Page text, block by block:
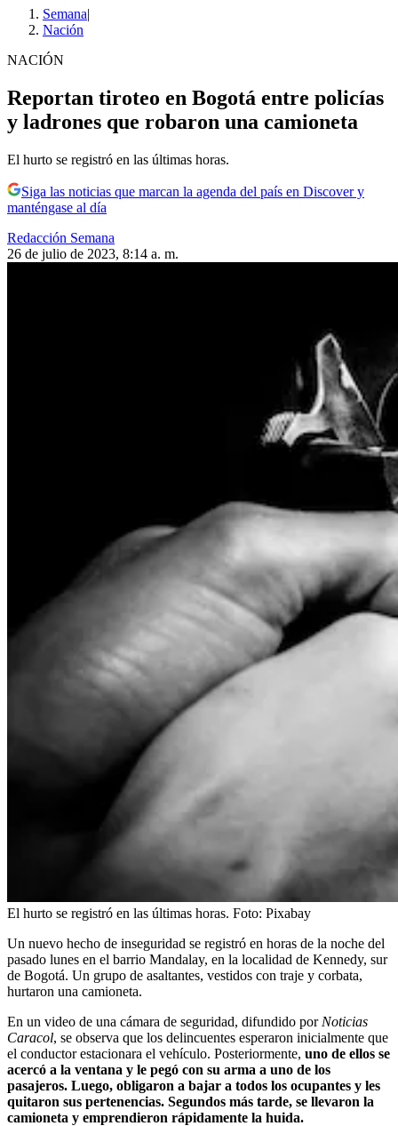
Semana|
Nación
NACIÓN
Reportan tiroteo en Bogotá entre policías
y ladrones que robaron una camioneta
El hurto se registró en las últimas horas.
Siga las noticias que marcan la agenda del país en Discover y
manténgase al día
Redacción Semana
26 de julio de 2023, 8:14 a. m.
El hurto se registró en las últimas horas. Foto: Pixabay
Un nuevo hecho de inseguridad se registró en horas de la noche del
pasado lunes en el barrio Mandalay, en la localidad de Kennedy, sur
de Bogotá. Un grupo de asaltantes, vestidos con traje y corbata,
hurtaron una camioneta.
En un video de una cámara de seguridad, difundido por Noticias
Caracol, se observa que los delincuentes esperaron inicialmente que
el conductor estacionara el vehículo. Posteriormente, uno de ellos se
acercó a la ventana y le pegó con su arma a uno de los
pasajeros. Luego, obligaron a bajar a todos los ocupantes y les
quitaron sus pertenencias. Segundos más tarde, se llevaron la
camioneta y emprendieron rápidamente la huida.